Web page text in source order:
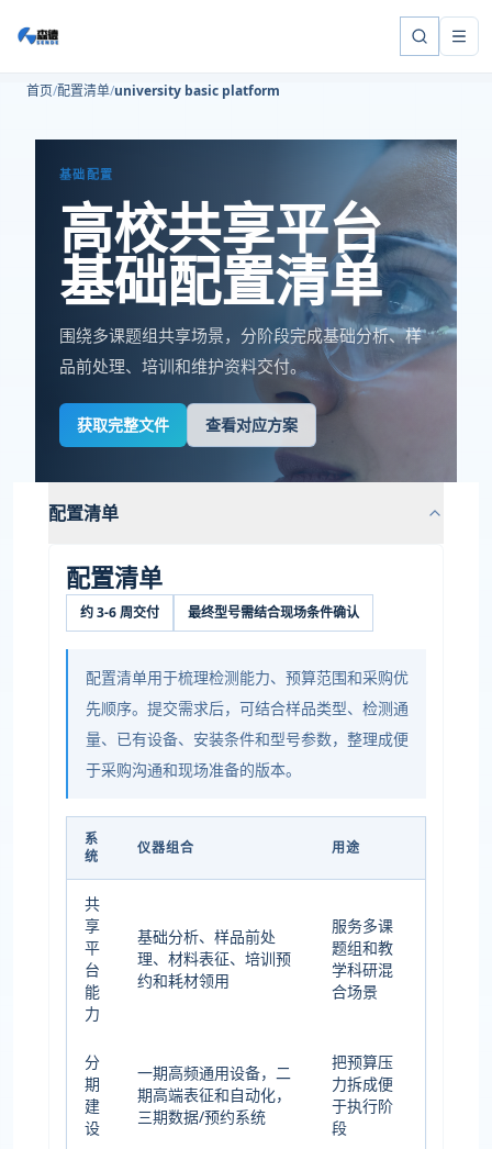
首页 配置清单 university basic platform
基础配置
高校共享平台
基础配置清单
围绕多课题组共享场景，分阶段完成基础分析、样
品前处理、培训和维护资料交付。
获取完整文件 查看对应方案
配置清单
配置清单
约 3-6 周交付 最终型号需结合现场条件确认
配置清单用于梳理检测能力、预算范围和采购优
先顺序。提交需求后，可结合样品类型、检测通
量、已有设备、安装条件和型号参数，整理成便
于采购沟通和现场准备的版本。
系
统
仪器组合 用途
共
享
平
台
能
力
基础分析、样品前处
理、材料表征、培训预
约和耗材领用
服务多课
题组和教
学科研混
合场景
分
期
建
设
一期高频通用设备，二
期高端表征和自动化，
三期数据/预约系统
把预算压
力拆成便
于执行阶
段